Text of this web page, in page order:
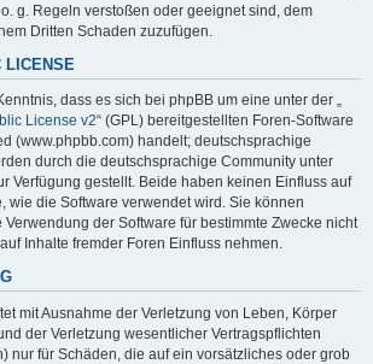
g. Regeln verstoßen oder geeignet sind, dem
Dritten Schaden zuzufügen.
LICENSE
dass es sich bei phpBB um eine unter der „
License v2“ (GPL) bereitgestellten Foren-Software
(www.phpbb.com) handelt; deutschsprachige
durch die deutschsprachige Community unter
Verfügung gestellt. Beide haben keinen Einfluss auf
wie die Software verwendet wird. Sie können
der Software für bestimmte Zwecke nicht
Inhalte fremder Foren Einfluss nehmen.
mit Ausnahme der Verletzung von Leben, Körper
der Verletzung wesentlicher Vertragspflichten
nur für Schäden, die auf ein vorsätzliches oder grob